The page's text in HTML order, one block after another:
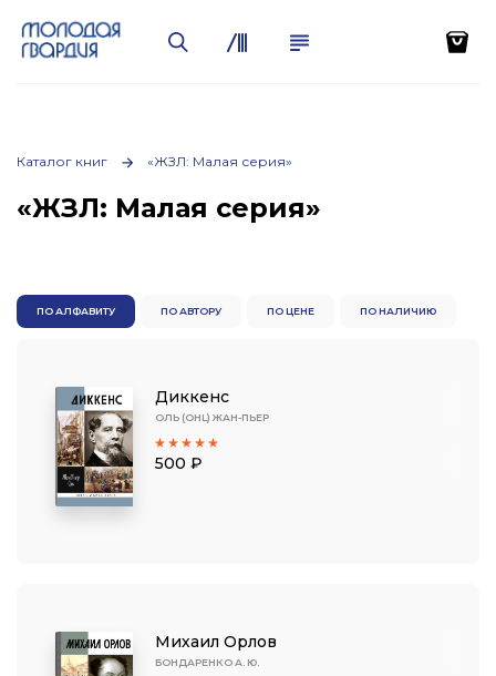
Каталог книг «ЖЗЛ: Малая серия»
«ЖЗЛ: Малая серия»
ПО АЛФАВИТУ ПО АВТОРУ ПО ЦЕНЕ ПО НАЛИЧИЮ
Диккенс
ОЛЬ (OHL) ЖАН-ПЬЕР
500 ₽
Михаил Орлов
БОНДАРЕНКО А. Ю.